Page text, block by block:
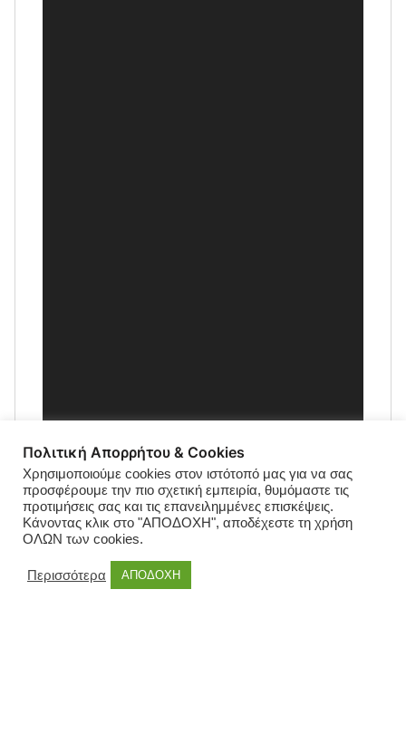
Πολιτική Απορρήτου & Cookies
Χρησιμοποιούμε cookies στον ιστότοπό μας για να σας
προσφέρουμε την πιο σχετική εμπειρία, θυμόμαστε τις
προτιμήσεις σας και τις επανειλημμένες επισκέψεις.
Κάνοντας κλικ στο "ΑΠΟΔΟΧΗ", αποδέχεστε τη χρήση
ΟΛΩΝ των cookies.
Περισσότερα ΑΠΟΔΟΧΗ